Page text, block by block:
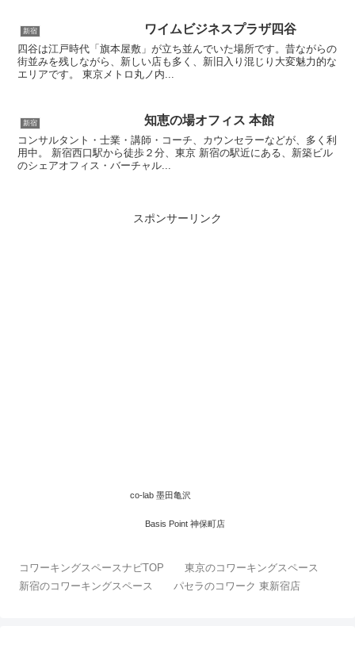
新宿 ワイムビジネスプラザ四谷
四谷は江戸時代「旗本屋敷」が立ち並んでいた場所です。昔ながらの
街並みを残しながら、新しい店も多く、新旧入り混じり大変魅力的な
エリアです。 東京メトロ丸ノ内...
新宿 知恵の場オフィス 本館
コンサルタント・士業・講師・コーチ、カウンセラーなどが、多く利
用中。 新宿西口駅から徒歩２分、東京 新宿の駅近にある、新築ビル
のシェアオフィス・バーチャル...
スポンサーリンク
co-lab 墨田亀沢
Basis Point 神保町店
コワーキングスペースナビTOP
東京のコワーキングスペース
新宿のコワーキングスペース
パセラのコワーク 東新宿店